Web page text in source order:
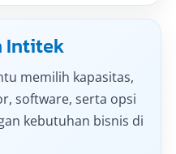
Intitek
memilih kapasitas,
software, serta opsi
kebutuhan bisnis di